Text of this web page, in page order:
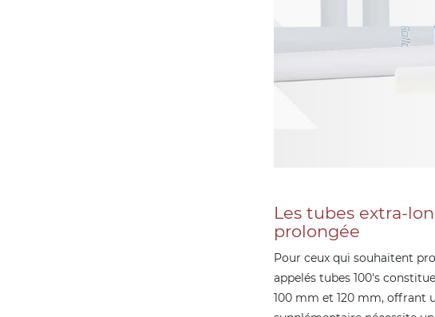
Les tubes extra-
prolongée
Pour ceux qui souhaitent
appelés tubes 100's
100 mm et 120 mm, offrant